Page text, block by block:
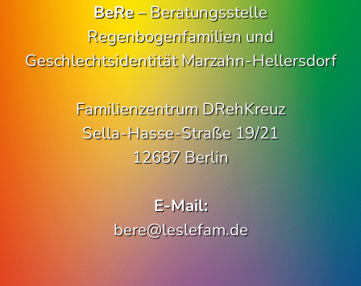
BeRe– Beratungsstelle
Regenbogenfamilien und
Geschlechtsidentität Marzahn-Hellersdorf
Familienzentrum DRehKreuz
Sella-Hasse-Straße 19/21
12687 Berlin
E-Mail:
bere@leslefam.de